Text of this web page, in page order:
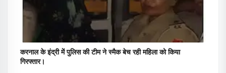
करनाल के इंद्री में पुलिस की टीम ने स्मैक बेच रही महिला को किया
गिरफ्तार।